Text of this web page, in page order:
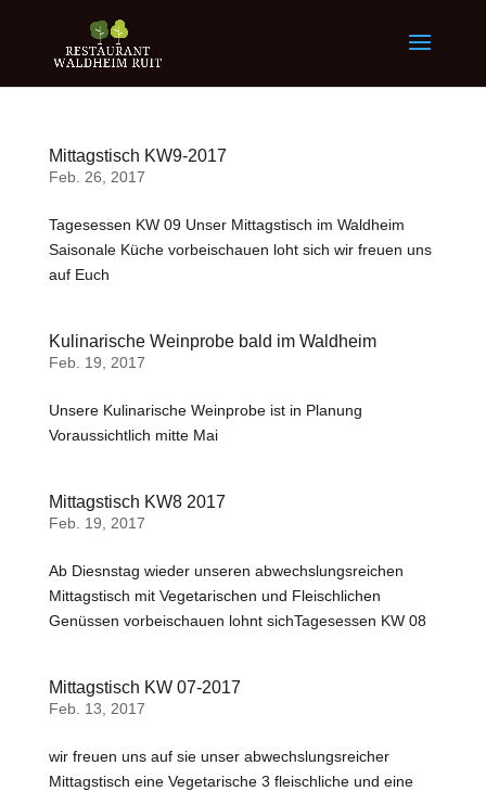
Mittagstisch KW9-2017
Feb. 26, 2017
Tagesessen KW 09 Unser Mittagstisch im Waldheim
Saisonale Küche vorbeischauen loht sich wir freuen uns
auf Euch
Kulinarische Weinprobe bald im Waldheim
Feb. 19, 2017
Unsere Kulinarische Weinprobe ist in Planung
Voraussichtlich mitte Mai
Mittagstisch KW8 2017
Feb. 19, 2017
Ab Diesnstag wieder unseren abwechslungsreichen
Mittagstisch mit Vegetarischen und Fleischlichen
Genüssen vorbeischauen lohnt sichTagesessen KW 08
Mittagstisch KW 07-2017
Feb. 13, 2017
wir freuen uns auf sie unser abwechslungsreicher
Mittagstisch eine Vegetarische 3 fleischliche und eine